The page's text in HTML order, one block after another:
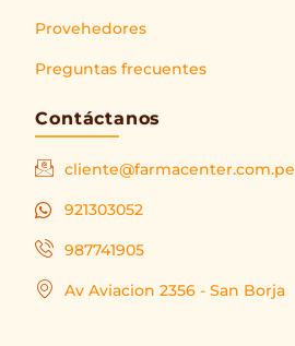
Provehedores
Preguntas frecuentes
Contáctanos
cliente@farmacenter.com.pe
921303052
987741905
Av Aviacion 2356 - San Borja